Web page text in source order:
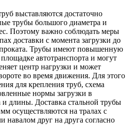
выставляются достаточно
трубы большого диаметра и
Поэтому важно соблюдать меры
доставки с момента загрузки до
Трубы имеют повышенную
автотранспорта и могут
центр нагрузки и может
во время движения. Для этого
для крепления труб, схема
нормы загрузки в
и длины. Доставка стальной трубы
осуществляются на тралах с
друг на друга согласно